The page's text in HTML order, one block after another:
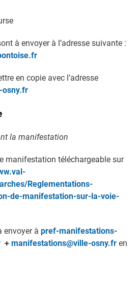
à envoyer à l’adresse suivante :
en copie avec l’adresse
osny.fr
la manifestation
manifestation téléchargeable sur
Reglementations-
de-manifestation-sur-la-voie-
envoyer à pref-manifestations-
+ manifestations@ville-osny.fren